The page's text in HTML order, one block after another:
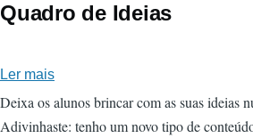
Quadro de Ideias
Ler mais
Quadro
de
Deixa os alunos brincar com as suas ideias
Adivinhaste: tenho um novo tipo de